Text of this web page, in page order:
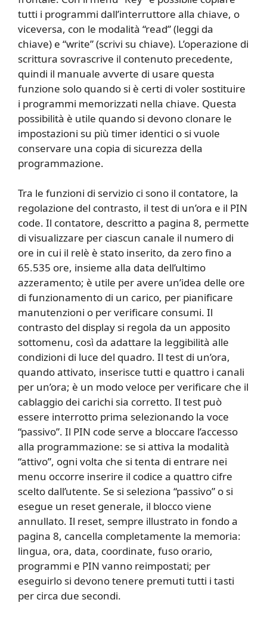
tutti i programmi dall’interruttore alla chiave, o
viceversa, con le modalità “read” (leggi da
chiave) e “write” (scrivi su chiave). L’operazione di
scrittura sovrascrive il contenuto precedente,
quindi il manuale avverte di usare questa
funzione solo quando si è certi di voler sostituire
i programmi memorizzati nella chiave. Questa
possibilità è utile quando si devono clonare le
impostazioni su più timer identici o si vuole
conservare una copia di sicurezza della
programmazione.
Tra le funzioni di servizio ci sono il contatore, la
regolazione del contrasto, il test di un’ora e il PIN
code. Il contatore, descritto a pagina 8, permette
di visualizzare per ciascun canale il numero di
ore in cui il relè è stato inserito, da zero fino a
65.535 ore, insieme alla data dell’ultimo
azzeramento; è utile per avere un’idea delle ore
di funzionamento di un carico, per pianificare
manutenzioni o per verificare consumi. Il
contrasto del display si regola da un apposito
sottomenu, così da adattare la leggibilità alle
condizioni di luce del quadro. Il test di un’ora,
quando attivato, inserisce tutti e quattro i canali
per un’ora; è un modo veloce per verificare che il
cablaggio dei carichi sia corretto. Il test può
essere interrotto prima selezionando la voce
“passivo”. Il PIN code serve a bloccare l’accesso
alla programmazione: se si attiva la modalità
“attivo”, ogni volta che si tenta di entrare nei
menu occorre inserire il codice a quattro cifre
scelto dall’utente. Se si seleziona “passivo” o si
esegue un reset generale, il blocco viene
annullato. Il reset, sempre illustrato in fondo a
pagina 8, cancella completamente la memoria:
lingua, ora, data, coordinate, fuso orario,
programmi e PIN vanno reimpostati; per
eseguirlo si devono tenere premuti tutti i tasti
per circa due secondi.